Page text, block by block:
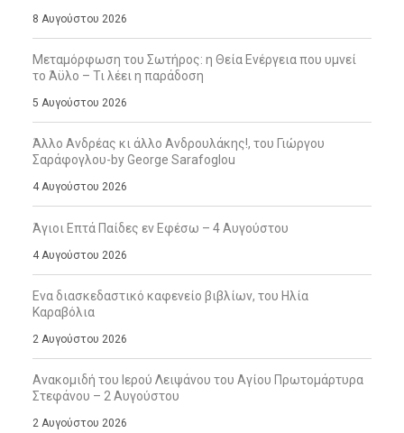
8 Αυγούστου 2026
Μεταμόρφωση του Σωτήρος: η Θεία Ενέργεια που υμνεί
το Άϋλο – Τι λέει η παράδοση
5 Αυγούστου 2026
Άλλο Ανδρέας κι άλλο Ανδρουλάκης!, του Γιώργου
Σαράφογλου-by George Sarafoglou
4 Αυγούστου 2026
Άγιοι Επτά Παίδες εν Εφέσω – 4 Αυγούστου
4 Αυγούστου 2026
Ενα διασκεδαστικό καφενείο βιβλίων, του Ηλία
Καραβόλια
2 Αυγούστου 2026
Ανακομιδή του Ιερού Λειψάνου του Αγίου Πρωτομάρτυρα
Στεφάνου – 2 Αυγούστου
2 Αυγούστου 2026